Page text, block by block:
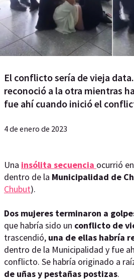
El conflicto sería de vieja
reconoció a la otra mientras
fue ahí cuando inició el
4 de enero de 2023
Una insólita secuencia ocurrió
dentro de la Municipalidad de
Chubut).
Dos mujeres terminaron a
que habría sido un conflicto de
trascendió, una de ellas habría
dentro de la Municipalidad y fue
conflicto. Se habría originado a
de uñas y pestañas postizas.